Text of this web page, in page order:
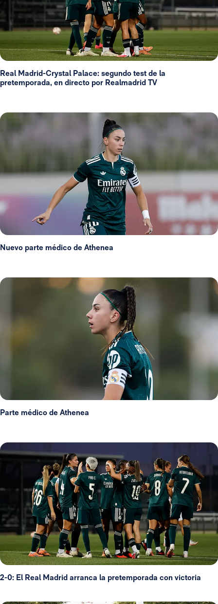
Real Madrid-Crystal Palace: segundo test de la
pretemporada, en directo por Realmadrid TV
Nuevo parte médico de Athenea
Parte médico de Athenea
2-0: El Real Madrid arranca la pretemporada con victoria